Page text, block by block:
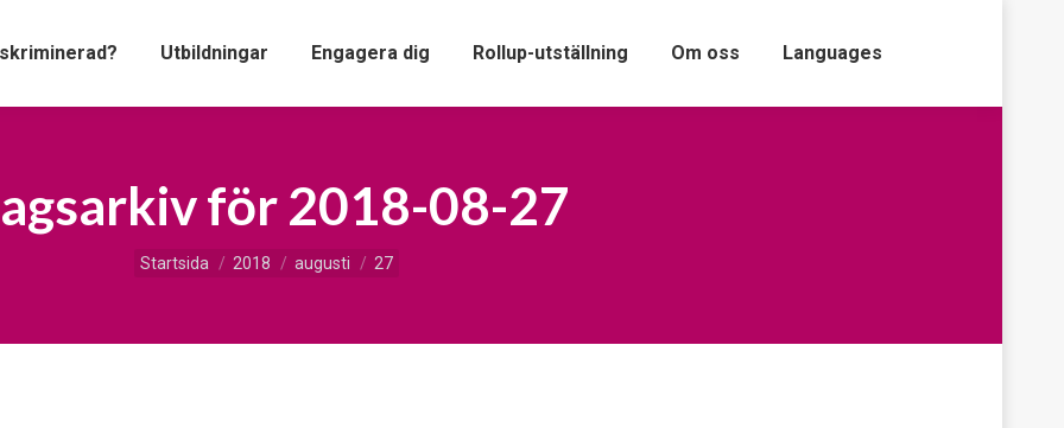
Utbildningar Engagera dig Rollup-utställning Om oss Languages
för2018-08-27
Du är här:
Startsida 2018 augusti 27